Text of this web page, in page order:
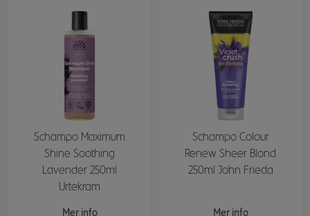
Schampo Maximum
Shine Soothing
Lavender 250ml
Urtekram
Mer info
Schampo Colour
Renew Sheer Blond
250ml John Frieda
Mer info